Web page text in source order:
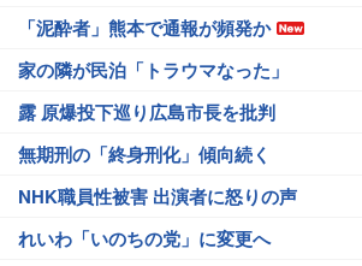
「泥酔者」熊本で通報が頻発か
家の隣が民泊「トラウマなった」
露 原爆投下巡り広島市長を批判
無期刑の「終身刑化」傾向続く
NHK職員性被害 出演者に怒りの声
れいわ「いのちの党」に変更へ